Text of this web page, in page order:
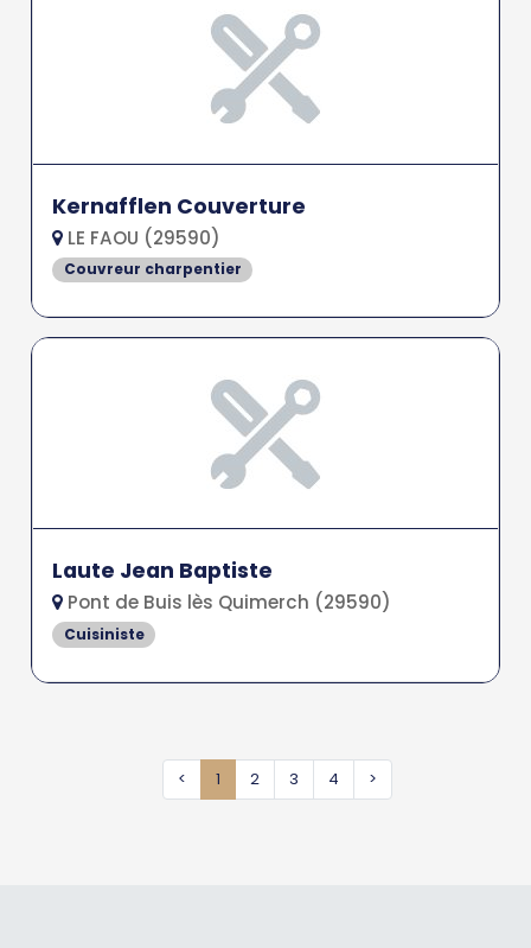
Kernafflen Couverture
LE FAOU (29590)
Couvreur charpentier
Laute Jean Baptiste
Pont de Buis lès Quimerch (29590)
Cuisiniste
< 1 2 3 4 >